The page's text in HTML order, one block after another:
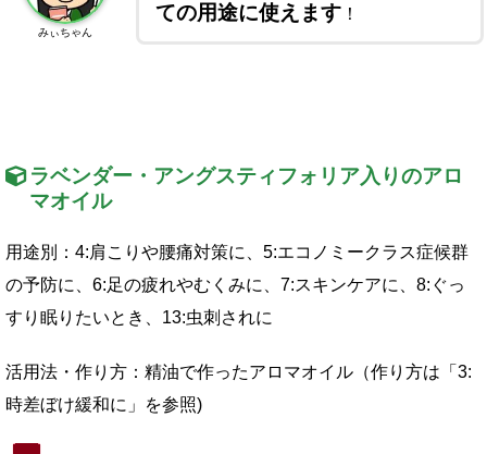
ての用途に使えます ！
みぃちゃん
ラベンダー・アングスティフォリア入りのアロ
マオイル
用途別： 4:肩こりや腰痛対策に、 5:エコノミークラス症候群
の予防に、 6:足の疲れやむくみに、 7:スキンケアに、 8: ぐっ
すり眠りたいとき、 13:虫刺されに
活用法・作り方：精油で作ったアロマオイル（作り方は「 3:
時差ぼけ緩和に」を参照)